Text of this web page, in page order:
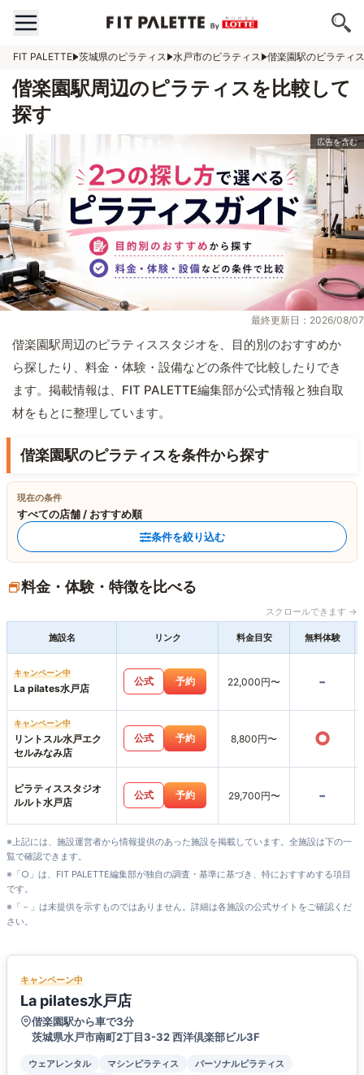
FIT PALETTE 茨城県のピラティス 水戸市のピラティス 偕楽園駅のピラティス
偕楽園駅周辺のピラティスを比較して
探す
最終更新日：2026/08/07
偕楽園駅周辺のピラティススタジオを、目的別のおすすめか
ら探したり、料金・体験・設備などの条件で比較したりでき
ます。掲載情報は、FIT PALETTE編集部が公式情報と独自取
材をもとに整理しています。
偕楽園駅のピラティスを条件から探す
現在の条件
すべての店舗 / おすすめ順
条件を絞り込む
料金・体験・特徴を比べる
スクロールできます →
施設名 リンク 料金目安 無料体験
キャンペーン中
La pilates水戸店
公式 予約 22,000円〜 -
キャンペーン中
リントスル水戸エク
セルみなみ店
公式 予約 8,800円〜 ○
ピラティススタジオ
ルルト水戸店
公式 予約 29,700円〜 -
※上記には、施設運営者から情報提供のあった施設を掲載しています。全施設は下の一
覧で確認できます。
※「○」は、FIT PALETTE編集部が独自の調査・基準に基づき、特におすすめする項目
です。
※「－」は未提供を示すものではありません。詳細は各施設の公式サイトをご確認くだ
さい。
キャンペーン中
La pilates水戸店
偕楽園駅から車で3分
茨城県水戸市南町2丁目3-32 西洋倶楽部ビル3F
ウェアレンタル マシンピラティス
パーソナルピラティス